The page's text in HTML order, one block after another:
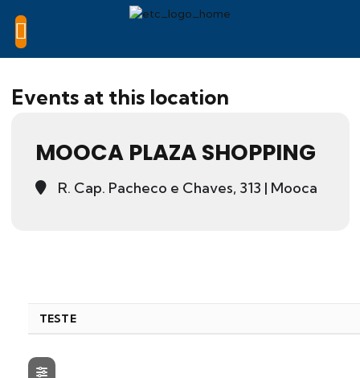
Events at this location
MOOCA PLAZA SHOPPING
R. Cap. Pacheco e Chaves, 313 | Mooca
TESTE